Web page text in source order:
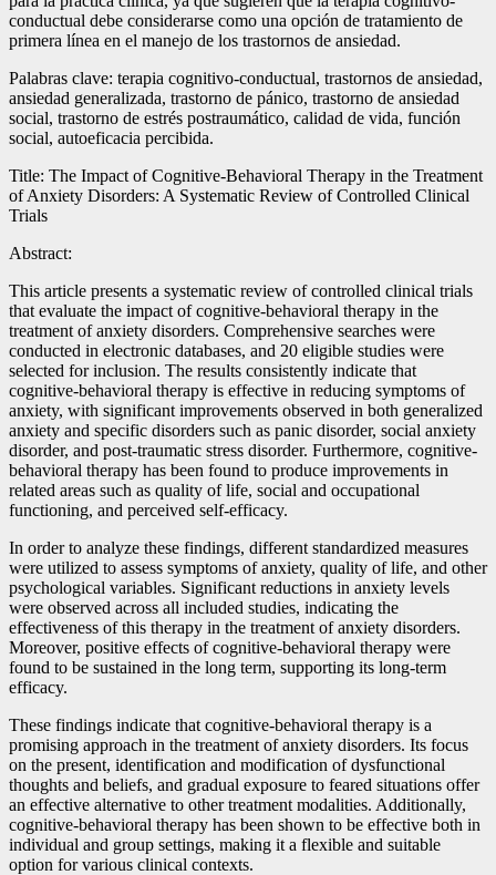
conductual debe considerarse como una opción de tratamiento de
primera línea en el manejo de los trastornos de ansiedad.
Palabras clave: terapia cognitivo-conductual, trastornos de ansiedad,
ansiedad generalizada, trastorno de pánico, trastorno de ansiedad
social, trastorno de estrés postraumático, calidad de vida, función
social, autoeficacia percibida.
Title: The Impact of Cognitive-Behavioral Therapy in the Treatment
of Anxiety Disorders: A Systematic Review of Controlled Clinical
Trials
Abstract:
This article presents a systematic review of controlled clinical trials
that evaluate the impact of cognitive-behavioral therapy in the
treatment of anxiety disorders. Comprehensive searches were
conducted in electronic databases, and 20 eligible studies were
selected for inclusion. The results consistently indicate that
cognitive-behavioral therapy is effective in reducing symptoms of
anxiety, with significant improvements observed in both generalized
anxiety and specific disorders such as panic disorder, social anxiety
disorder, and post-traumatic stress disorder. Furthermore, cognitive-
behavioral therapy has been found to produce improvements in
related areas such as quality of life, social and occupational
functioning, and perceived self-efficacy.
In order to analyze these findings, different standardized measures
were utilized to assess symptoms of anxiety, quality of life, and other
psychological variables. Significant reductions in anxiety levels
were observed across all included studies, indicating the
effectiveness of this therapy in the treatment of anxiety disorders.
Moreover, positive effects of cognitive-behavioral therapy were
found to be sustained in the long term, supporting its long-term
efficacy.
These findings indicate that cognitive-behavioral therapy is a
promising approach in the treatment of anxiety disorders. Its focus
on the present, identification and modification of dysfunctional
thoughts and beliefs, and gradual exposure to feared situations offer
an effective alternative to other treatment modalities. Additionally,
cognitive-behavioral therapy has been shown to be effective both in
individual and group settings, making it a flexible and suitable
option for various clinical contexts.